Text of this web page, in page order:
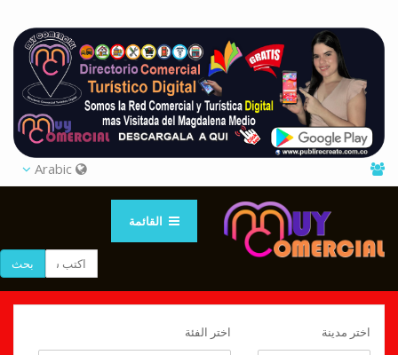
القائمة
بحث
اختر مدينة اختر الفئة